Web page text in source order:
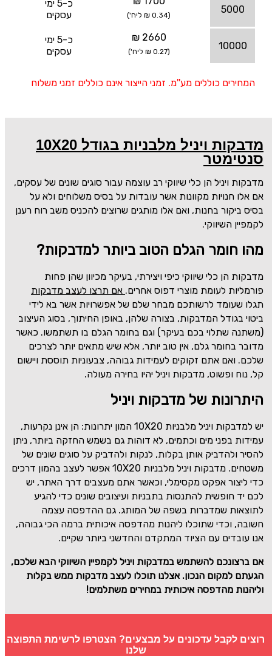
5000 (0.34 ₪ ליח')
כ-5 ימי
עסקים
10000
2660 ₪
(0.27 ₪ ליח')
כ-5 ימי
עסקים
המחירים כוללים מע''מ. זמני הייצור אינם כוללים זמני משלוח
מדבקות ויניל מלבניות בגודל 10X20
סנטימטר
מדבקות ויניל הן כלי שיווקי רב עוצמה עבור סוגים שונים של עסקים,
אם אלו חנויות מקוונות אשר עובדות על בסיס משלוחים ולא על
בסיס ביקור בחנות, ואם אלו מותגים שרוצים להכניס משב רוח רענן
לקמפיין השיווקי.
מהו חומר הגלם הטוב ביותר למדבקות?
מדבקות הן כלי שיווקי כיפי ויצירתי, בעיקר מכיוון שהן פחות
פורמליות לעומת מוצרי דפוס אחרים. אם תרצו לעצב מדבקות
תגלו שעומד לרשותכם מבחר שלם של אפשרויות אשר בא לידי
ביטוי בגודל המדבקות, בצורה שלהן, באופן החיתוך, בסוג העיצוב
(משתנה שתלוי בכם בעיקר) וגם בחומר הגלם בו תשתמשו. כאשר
מדובר בחומר גלם, אין טוב יותר, אלא שיש מתאים יותר לצרכים
שלכם. ואם אתם זקוקים לעמידות גבוהה, צבעוניות תוססת ויישום
קל, נוח ופשוט, מדבקות ויניל יהיו בחירה מעולה.
היתרונות של מדבקות ויניל
יש למדבקות ויניל מלבניות 10X20 המון יתרונות: הן אינן נקרעות,
עמידות בפני מים וכתמים, לא דוהות גם בשמש החזקה ביותר, ניתן
להסיר ולהדביק אותן בקלות, לנקות ולהדביק על סוגים שונים של
משטחים. מדבקות ויניל מלבניות 10X20 אפשר לעצב בהמון דרכים
כדי ליצור אפקט מקסימלי, וכאשר אתם מעצבים דרך האתר, יש
לכם יד חופשית להתנסות בתבניות ועיצובים שונים כדי להגיע
לתוצאות שמדברות בשפה של המותג. גם ההדפסה עצמה
חשובה, וכדי שתוכלו ליהנות מהדפסה איכותית ברמה הכי גבוהה,
אנו עובדים עם הציוד המתקדם והחדשני ביותר שקיים.
אם ברצונכם להשתמש במדבקות ויניל לקמפיין השיווקי הבא שלכם,
הגעתם למקום הנכון. אצלנו תוכלו לעצב מדבקות ממש בקלות
וליהנות מהדפסה איכותית במחירים משתלמים!
רוצים לקבל עדכונים על מבצעים? הצטרפו לרשימת התפוצה
שלנו